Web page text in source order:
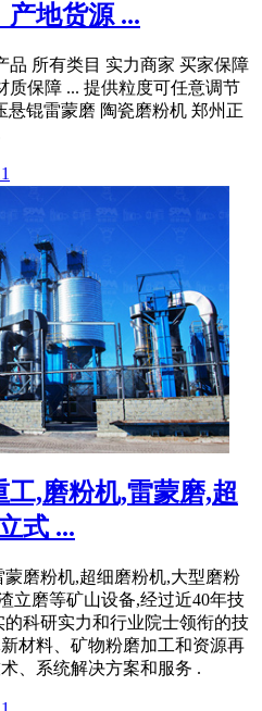
地货源 ...
品 所有类目 实力商家 买家保障
质保障 ... 提供粒度可任意调节
悬锟雷蒙磨 陶瓷磨粉机 郑州正
,磨粉机,雷蒙磨,超
式 ...
磨粉机,超细磨粉机,大型磨粉
立磨等矿山设备,经过近40年技
科研实力和行业院士领衔的技
材料、矿物粉磨加工和资源再
、系统解决方案和服务 .